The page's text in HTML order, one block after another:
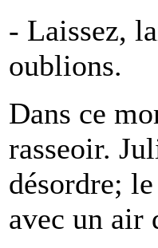
- Laissez,
oublions.
Dans ce
rasseoir.
désordre;
avec un air